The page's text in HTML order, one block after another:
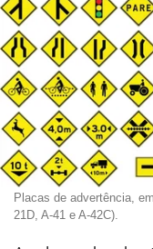
Placas de advertência,
21D, A-41 e A-42C).